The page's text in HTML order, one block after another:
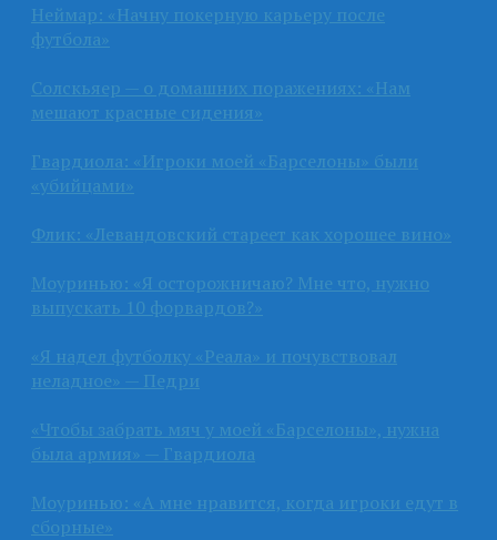
Неймар: «Начну покерную карьеру после
футбола»
Солскьяер — о домашних поражениях: «Нам
мешают красные сидения»
Гвардиола: «Игроки моей «Барселоны» были
«убийцами»
Флик: «Левандовский стареет как хорошее вино»
Моуринью: «Я осторожничаю? Мне что, нужно
выпускать 10 форвардов?»
«Я надел футболку «Реала» и почувствовал
неладное» — Педри
«Чтобы забрать мяч у моей «Барселоны», нужна
была армия» — Гвардиола
Моуринью: «А мне нравится, когда игроки едут в
сборные»